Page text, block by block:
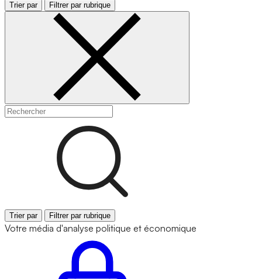
Trier par Filtrer par rubrique
Trier par Filtrer par rubrique
Votre média d'analyse politique et économique